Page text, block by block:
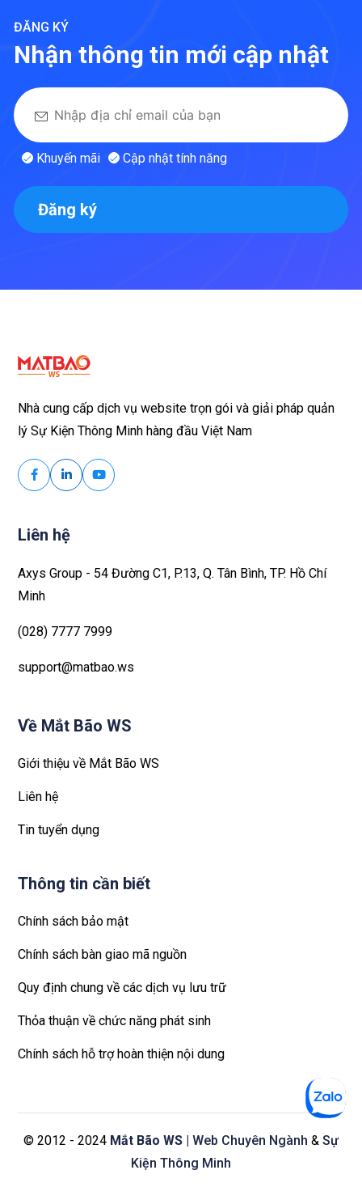
ĐĂNG KÝ
Nhận thông tin mới cập nhật
Khuyến mãi Cập nhật tính năng
Đăng ký
Nhà cung cấp dịch vụ website trọn gói và giải pháp quản
lý Sự Kiện Thông Minh hàng đầu Việt Nam
Liên hệ
Axys Group - 54 Đường C1, P.13, Q. Tân Bình, TP. Hồ Chí
Minh
(028) 7777 7999
support@matbao.ws
Về Mắt Bão WS
Giới thiệu về Mắt Bão WS
Liên hệ
Tin tuyển dụng
Thông tin cần biết
Chính sách bảo mật
Chính sách bàn giao mã nguồn
Quy định chung về các dịch vụ lưu trữ
Thỏa thuận về chức năng phát sinh
Chính sách hỗ trợ hoàn thiện nội dung
© 2012 - 2024 Mắt Bão WS | Web Chuyên Ngành & Sự
Kiện Thông Minh